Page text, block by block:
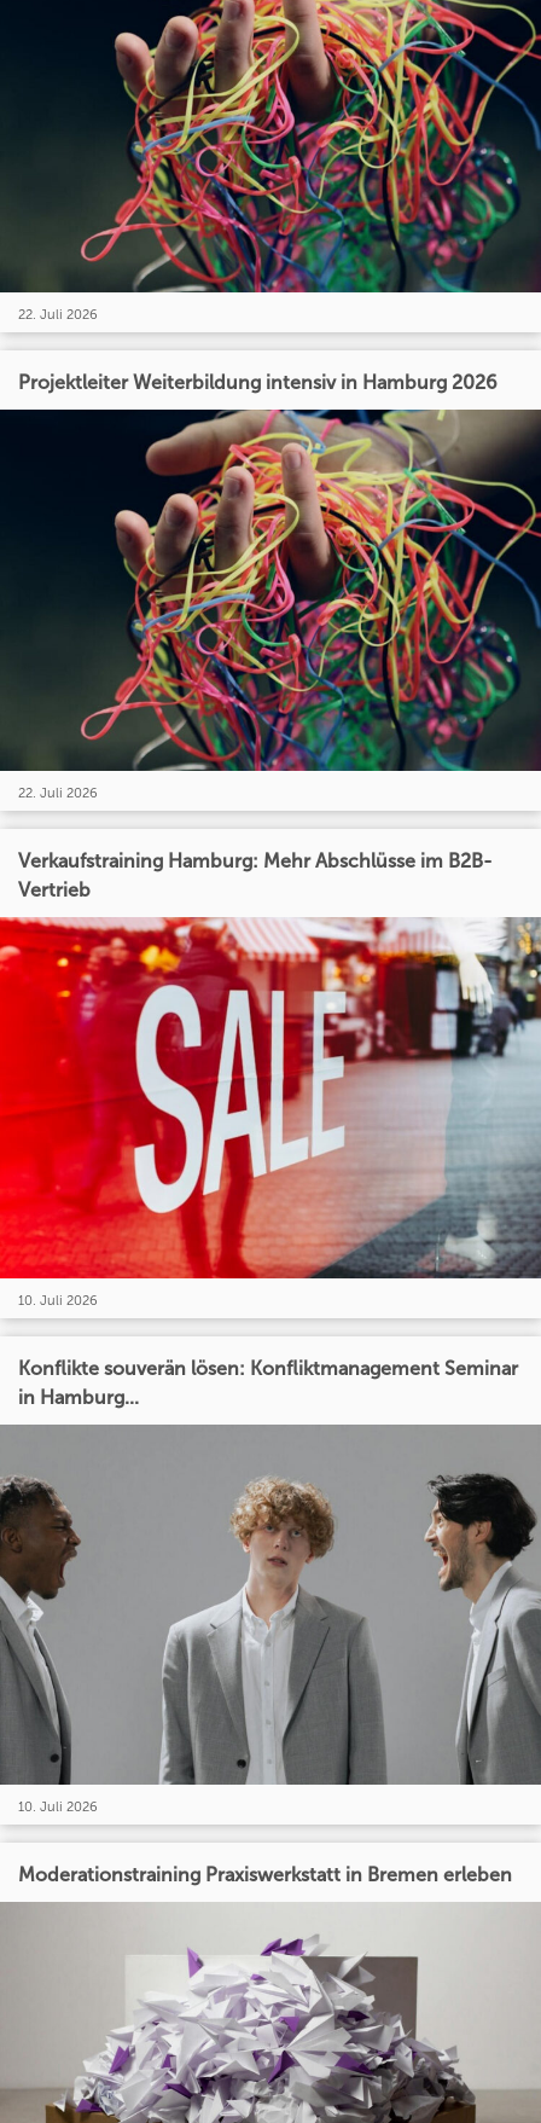
22. Juli 2026
Projektleiter Weiterbildung intensiv in Hamburg 2026
22. Juli 2026
Verkaufstraining Hamburg: Mehr Abschlüsse im B2B-
Vertrieb
10. Juli 2026
Konflikte souverän lösen: Konfliktmanagement Seminar
in Hamburg...
10. Juli 2026
Moderationstraining Praxiswerkstatt in Bremen erleben